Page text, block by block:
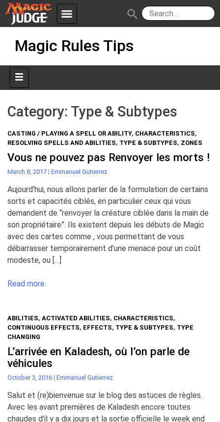
menu
Apps JudgeApps
Forum
Judges
Policies IPG
JAR
search
Magic Rules Tips
Category: Type & Subtypes
CASTING / PLAYING A SPELL OR ABILITY, CHARACTERISTICS,
RESOLVING SPELLS AND ABILITIES, TYPE & SUBTYPES, ZONES
Vous ne pouvez pas Renvoyer les morts !
March 8, 2017 | Emmanuel Gutierrez
Aujourd’hui, nous allons parler de la formulation de certains
sorts et capacités ciblés, en particulier ceux qui vous
demandent de “renvoyer la créature ciblée dans la main de
son propriétaire”. Ils existent depuis les débuts de Magic
avec des cartes comme , vous permettant de vous
débarrasser temporairement d’une menace pour un coût
modeste, ou […]
Read more.
ABILITIES, ACTIVATED ABILITIES, CHARACTERISTICS,
CONTINUOUS EFFECTS, EFFECTS, TYPE & SUBTYPES, TYPE
CHANGING
L’arrivée en Kaladesh, où l’on parle de
véhicules
October 3, 2016 | Emmanuel Gutierrez
Salut et (re)bienvenue sur le blog des astuces de règles.
Avec les avant premières de Kaladesh encore toutes
chaudes d’il y a dix jours et la sortie officielle le week end